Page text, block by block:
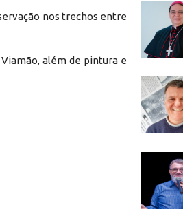
nos trechos entre
além de pintura e